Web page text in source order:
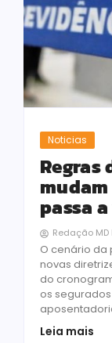
Noticias
passa
Redação MD
O cenário da
novas
do
os
Leia mais